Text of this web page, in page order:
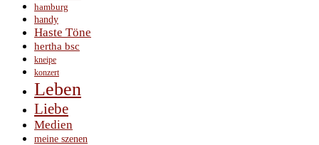
hamburg
handy
Haste Töne
hertha bsc
kneipe
konzert
Leben
Liebe
Medien
meine szenen